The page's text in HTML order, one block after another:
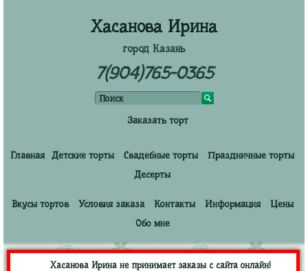
Хасанова Ирина
город Казань
7(904)765-0365
Заказать торт
Главная Детские торты Свадебные торты
Праздничные торты
Десерты
Вкусы тортов Условия заказа Контакты Информация
Цены
Обо мне
Хасанова Ирина не принимает заказы с сайта онлайн!